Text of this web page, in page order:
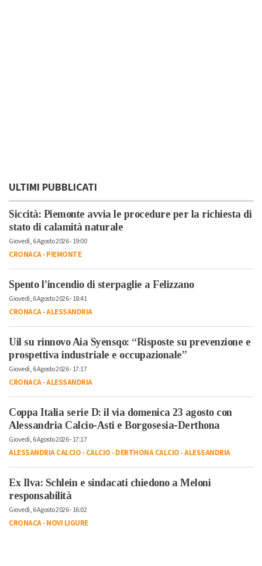
ULTIMI PUBBLICATI
Siccità: Piemonte avvia le procedure per la richiesta di
stato di calamità naturale
Giovedì, 6 Agosto 2026 - 19:00
CRONACA-PIEMONTE
Spento l’incendio di sterpaglie a Felizzano
Giovedì, 6 Agosto 2026 - 18:41
CRONACA-ALESSANDRIA
Uil su rinnovo Aia Syensqo: “Risposte su prevenzione e
prospettiva industriale e occupazionale”
Giovedì, 6 Agosto 2026 - 17:17
CRONACA-ALESSANDRIA
Coppa Italia serie D: il via domenica 23 agosto con
Alessandria Calcio-Asti e Borgosesia-Derthona
Giovedì, 6 Agosto 2026 - 17:17
ALESSANDRIA CALCIO-CALCIO-DERTHONA CALCIO-ALESSANDRIA
Ex Ilva: Schlein e sindacati chiedono a Meloni
responsabilità
Giovedì, 6 Agosto 2026 - 16:02
CRONACA-NOVI LIGURE